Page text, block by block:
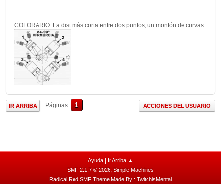
COLORARIO: La dist más corta entre dos puntos, un montón de curvas.
IR ARRIBA Páginas 1 ACCIONES DEL USUARIO
Ayuda
Ir Arriba ▲
SMF 2.1.7 © 2026, Simple Machines
Radical Red SMF Theme Made By : TwitchisMental